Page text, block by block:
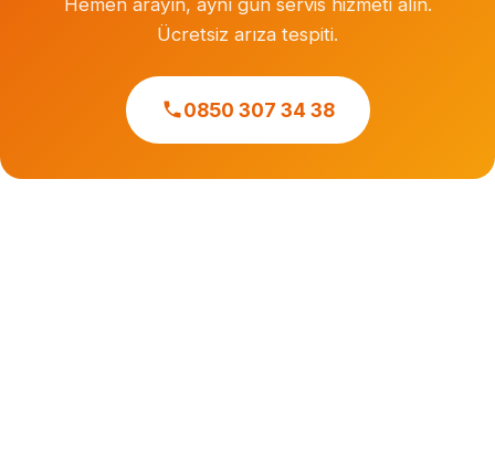
Ücretsiz arıza tespiti.
0850 307 34 38